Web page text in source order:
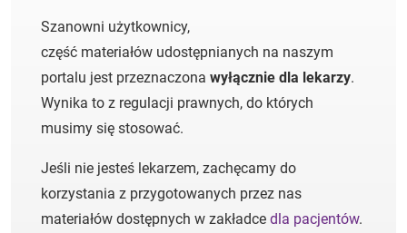
Szanowni użytkownicy,
część materiałów udostępnianych na naszym
portalu jest przeznaczona wyłącznie dla lekarzy.
Wynika to z regulacji prawnych, do których
musimy się stosować.
Jeśli nie jesteś lekarzem, zachęcamy do
korzystania z przygotowanych przez nas
materiałów dostępnych w zakładce dla pacjentów.